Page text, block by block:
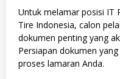
Untuk melamar posisi IT
Tire Indonesia, calon
dokumen penting yang
Persiapan dokumen
proses lamaran Anda.